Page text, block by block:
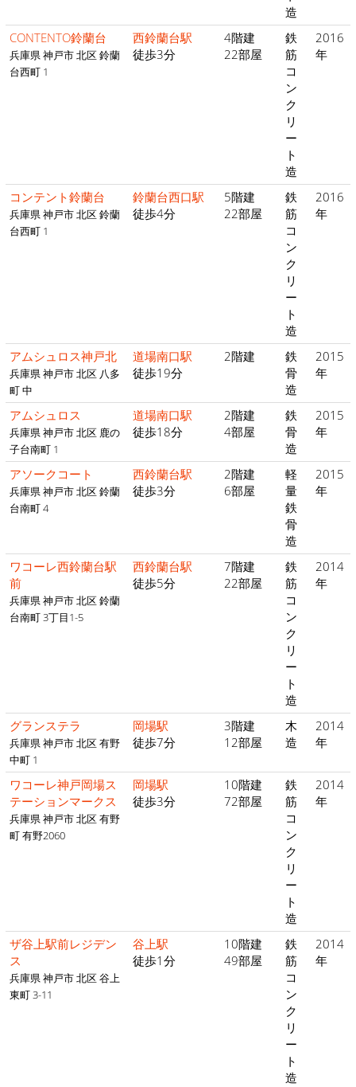
造
CONTENTO鈴蘭台
兵庫県 神戸市 北区 鈴蘭
台西町 1
西鈴蘭台駅
徒歩3分
4階建
22部屋
鉄
筋
コ
ン
ク
リ
ー
ト
造
2016
年
コンテント鈴蘭台
兵庫県 神戸市 北区 鈴蘭
台西町 1
鈴蘭台西口駅
徒歩4分
5階建
22部屋
鉄
筋
コ
ン
ク
リ
ー
ト
造
2016
年
アムシュロス神戸北
兵庫県 神戸市 北区 八多
町 中
道場南口駅
徒歩19分
2階建
鉄
骨
造
2015
年
アムシュロス
兵庫県 神戸市 北区 鹿の
子台南町 1
道場南口駅
徒歩18分
2階建
4部屋
鉄
骨
造
2015
年
アソークコート
兵庫県 神戸市 北区 鈴蘭
台南町 4
西鈴蘭台駅
徒歩3分
2階建
6部屋
軽
量
鉄
骨
造
2015
年
ワコーレ西鈴蘭台駅
前
兵庫県 神戸市 北区 鈴蘭
台南町 3丁目1-5
西鈴蘭台駅
徒歩5分
7階建
22部屋
鉄
筋
コ
ン
ク
リ
ー
ト
造
2014
年
グランステラ
兵庫県 神戸市 北区 有野
中町 1
岡場駅
徒歩7分
3階建
12部屋
木
造
2014
年
ワコーレ神戸岡場ス
テーションマークス
兵庫県 神戸市 北区 有野
町 有野2060
岡場駅
徒歩3分
10階建
72部屋
鉄
筋
コ
ン
ク
リ
ー
ト
造
2014
年
ザ谷上駅前レジデン
ス
兵庫県 神戸市 北区 谷上
東町 3-11
谷上駅
徒歩1分
10階建
49部屋
鉄
筋
コ
ン
ク
リ
ー
ト
造
2014
年